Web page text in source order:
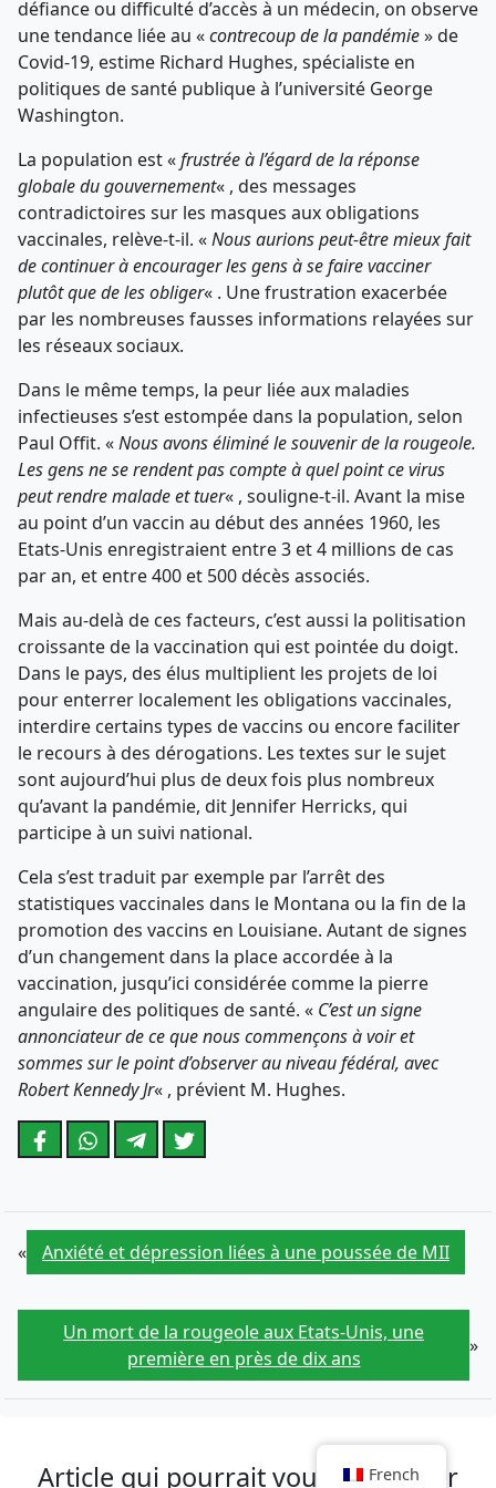
défiance ou difficulté d’accès à un médecin, on observe
une tendance liée au «contrecoup de la pandémie» de
Covid-19, estime Richard Hughes, spécialiste en
politiques de santé publique à l’université George
Washington.
La population est «frustrée à l’égard de la réponse
globale du gouvernement« , des messages
contradictoires sur les masques aux obligations
vaccinales, relève-t-il. «Nous aurions peut-être mieux fait
de continuer à encourager les gens à se faire vacciner
plutôt que de les obliger« . Une frustration exacerbée
par les nombreuses fausses informations relayées sur
les réseaux sociaux.
Dans le même temps, la peur liée aux maladies
infectieuses s’est estompée dans la population, selon
Paul Offit. «Nous avons éliminé le souvenir de la rougeole.
Les gens ne se rendent pas compte à quel point ce virus
peut rendre malade et tuer« , souligne-t-il. Avant la mise
au point d’un vaccin au début des années 1960, les
Etats-Unis enregistraient entre 3 et 4 millions de cas
par an, et entre 400 et 500 décès associés.
Mais au-delà de ces facteurs, c’est aussi la politisation
croissante de la vaccination qui est pointée du doigt.
Dans le pays, des élus multiplient les projets de loi
pour enterrer localement les obligations vaccinales,
interdire certains types de vaccins ou encore faciliter
le recours à des dérogations. Les textes sur le sujet
sont aujourd’hui plus de deux fois plus nombreux
qu’avant la pandémie, dit Jennifer Herricks, qui
participe à un suivi national.
Cela s’est traduit par exemple par l’arrêt des
statistiques vaccinales dans le Montana ou la fin de la
promotion des vaccins en Louisiane. Autant de signes
d’un changement dans la place accordée à la
vaccination, jusqu’ici considérée comme la pierre
angulaire des politiques de santé. « C’est un signe
annonciateur de ce que nous commençons à voir et
sommes sur le point d’observer au niveau fédéral, avec
Robert Kennedy Jr« , prévient M. Hughes.
« Anxiété et dépression liées à une poussée de MII
Un mort de la rougeole aux Etats-Unis, une
première en près de dix ans
»
Article qui pourrait vous intéresser
French